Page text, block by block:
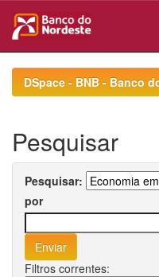
navigationDSpace - BNB - Banco
Pesquisar
Pesquisar:
por
Filtros correntes: